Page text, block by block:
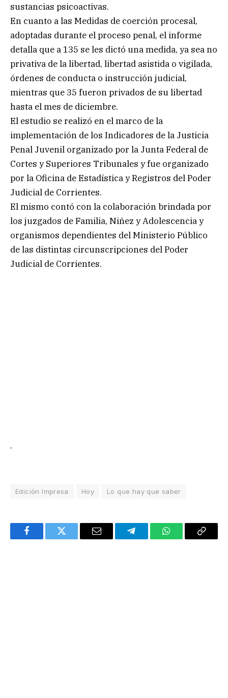
sustancias psicoactivas.
En cuanto a las Medidas de coerción procesal,
adoptadas durante el proceso penal, el informe
detalla que a 135 se les dictó una medida, ya sea no
privativa de la libertad, libertad asistida o vigilada,
órdenes de conducta o instrucción judicial,
mientras que 35 fueron privados de su libertad
hasta el mes de diciembre.
El estudio se realizó en el marco de la
implementación de los Indicadores de la Justicia
Penal Juvenil organizado por la Junta Federal de
Cortes y Superiores Tribunales y fue organizado
por la Oficina de Estadística y Registros del Poder
Judicial de Corrientes.
El mismo contó con la colaboración brindada por
los juzgados de Familia, Niñez y Adolescencia y
organismos dependientes del Ministerio Público
de las distintas circunscripciones del Poder
Judicial de Corrientes.
.
Edición Impresa Hoy Lo que hay que saber
FacebookTwitter Email TelegramWhatsAppCopy